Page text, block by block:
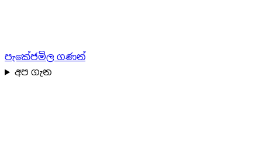
පැකේජමිල ගණන්
අප ගැන